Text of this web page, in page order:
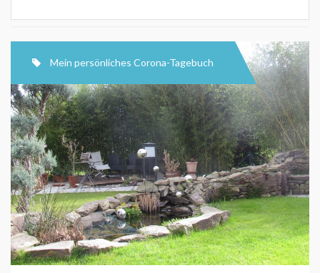
Mein persönliches Corona-Tagebuch